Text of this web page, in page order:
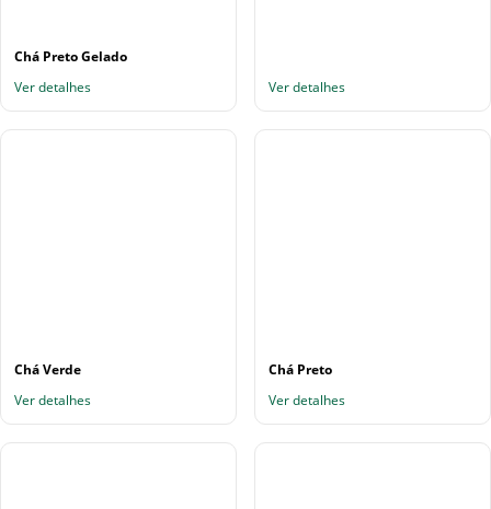
Chá Preto Gelado
Ver detalhes
Ver detalhes
Chá Verde
Ver detalhes
Chá Preto
Ver detalhes